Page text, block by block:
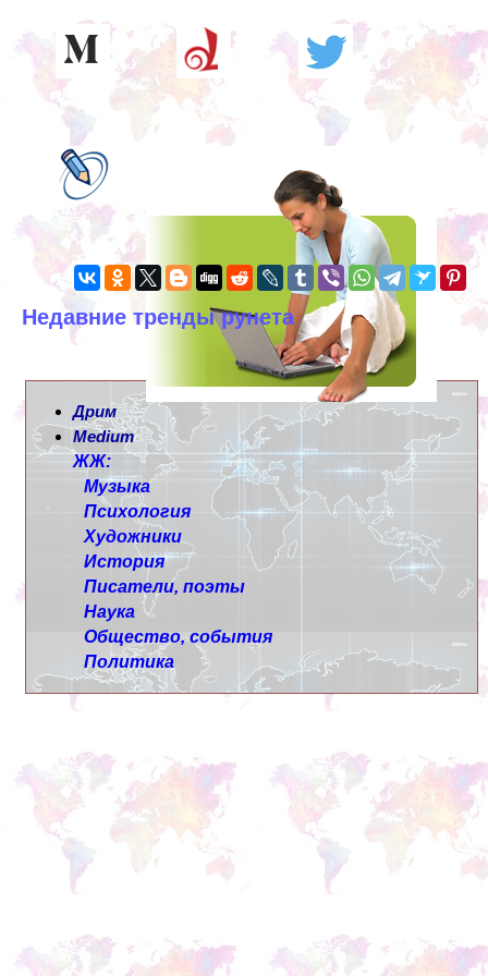
Недавние тренды рунета
Дрим
Medium
ЖЖ:
Музыка
Психология
Художники
История
Писатели, поэты
Наука
Общество, события
Политика